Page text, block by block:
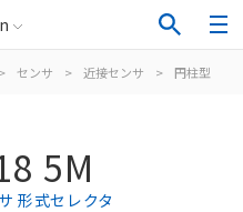
> センサ > 近接センサ > 円柱型
5M
形式セレクタ